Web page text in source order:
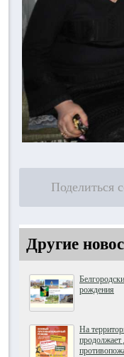
Поделиться
Другие
рождения
На
продолжает